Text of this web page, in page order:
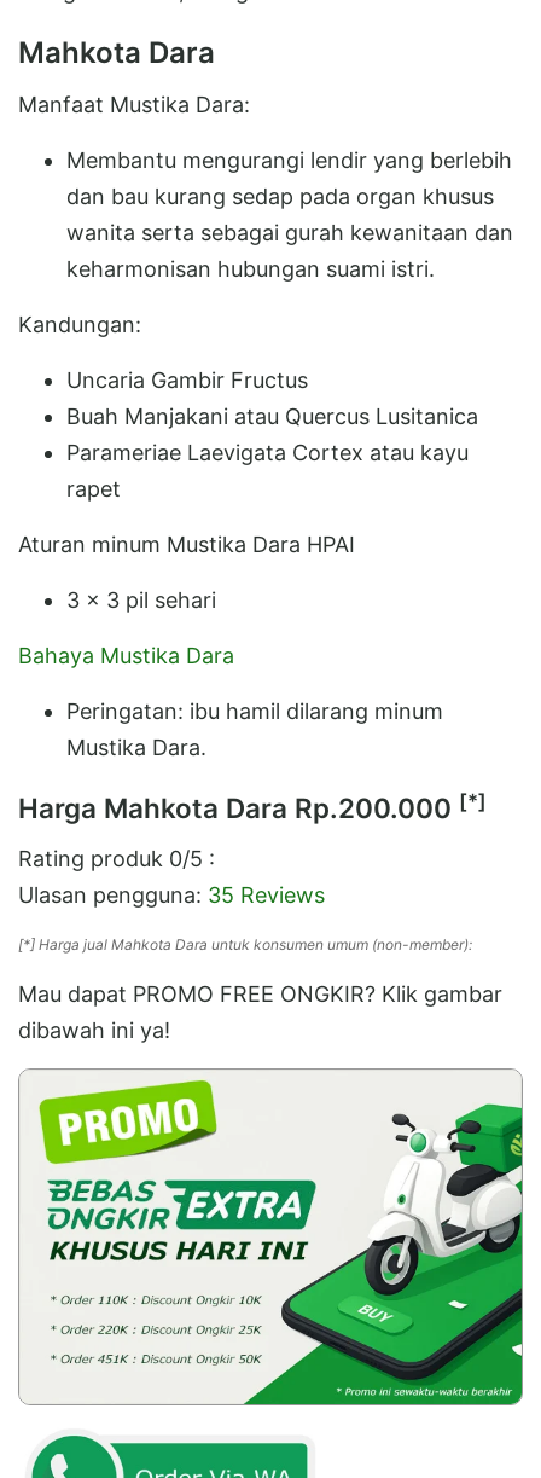
Mahkota Dara
Manfaat Mustika Dara:
Membantu mengurangi lendir yang berlebih
dan bau kurang sedap pada organ khusus
wanita serta sebagai gurah kewanitaan dan
keharmonisan hubungan suami istri.
Kandungan:
Uncaria Gambir Fructus
Buah Manjakani atau Quercus Lusitanica
Parameriae Laevigata Cortex atau kayu
rapet
Aturan minum Mustika Dara HPAI
3 x 3 pil sehari
Bahaya Mustika Dara
Peringatan: ibu hamil dilarang minum
Mustika Dara.
Harga Mahkota Dara Rp.200.000 [*]
Rating produk 0/5 :
Ulasan pengguna: 35 Reviews
[*] Harga jual Mahkota Dara untuk konsumen umum (non-member):
Mau dapat PROMO FREE ONGKIR? Klik gambar
dibawah ini ya!